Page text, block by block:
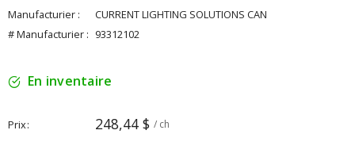
Manufacturier :
CURRENT LIGHTING SOLUTIONS CAN
# Manufacturier : 93312102
En inventaire
Prix 248,44 $ / ch